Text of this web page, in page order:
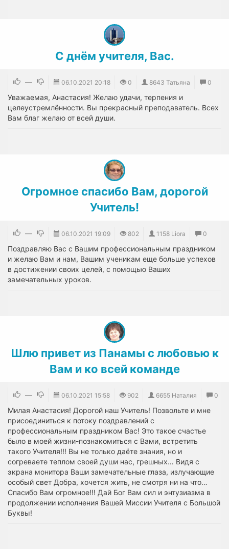
С днём учителя, Вас.
— 06.10.2021 20:18 0 8643 Татьяна 0
Уважаемая, Анастасия! Желаю удачи, терпения и
целеустремлённости. Вы прекрасный преподаватель. Всех
Вам благ желаю от всей души.
Огромное спасибо Вам, дорогой
Учитель!
— 06.10.2021 19:09 802 1158 Liora 0
Поздравляю Вас с Вашим профессиональным праздником
и желаю Вам и нам, Вашим ученикам еще больше успехов
в достижении своих целей, с помощью Ваших
замечательных уроков.
Шлю привет из Панамы с любовью к
Вам и ко всей команде
— 06.10.2021 15:58 902 6655 Наталия 0
Милая Анастасия! Дорогой наш Учитель! Позвольте и мне
присоединиться к потоку поздравлений с
профессиональным праздником Вас! Это такое счастье
было в моей жизни-познакомиться с Вами, встретить
такого Учителя!!! Вы не только даёте знания, но и
согреваете теплом своей души нас, грешных… Видя с
экрана монитора Ваши замечательные глаза, излучающие
особый свет Добра, хочется жить, не смотря ни на что…
Спасибо Вам огромное!!! Дай Бог Вам сил и энтузиазма в
продолжении исполнения Вашей Миссии Учителя с Большой
Буквы!